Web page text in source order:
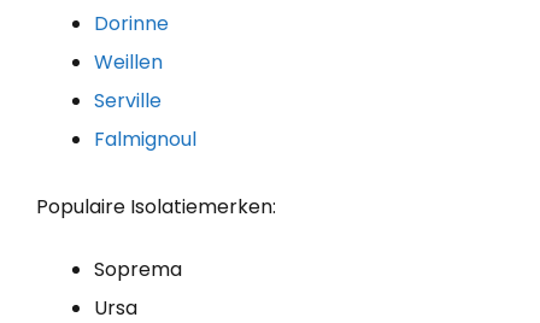
Dorinne
Weillen
Serville
Falmignoul
Populaire Isolatiemerken:
Soprema
Ursa